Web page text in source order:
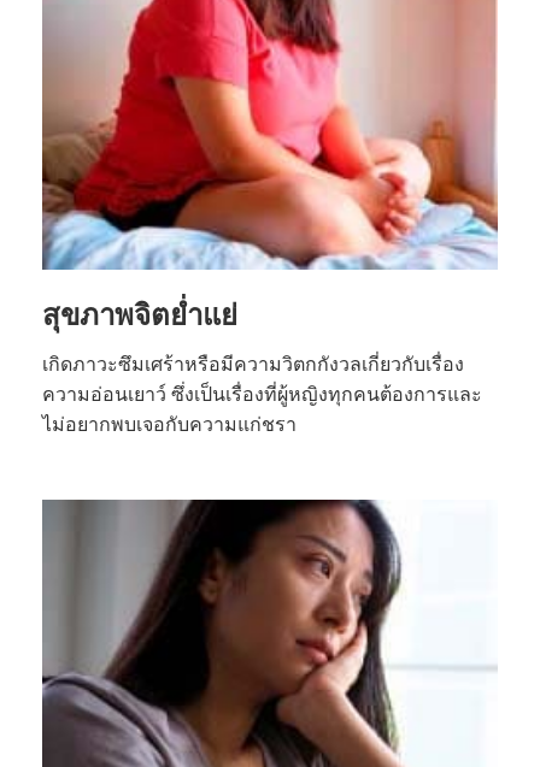
สุขภาพจิตย่ำแย่
เกิดภาวะซึมเศร้าหรือมีความวิตกกังวลเกี่ยวกับเรื่อง
ความอ่อนเยาว์ ซึ่งเป็นเรื่องที่ผู้หญิงทุกคนต้องการและ
ไม่อยากพบเจอกับความแก่ชรา